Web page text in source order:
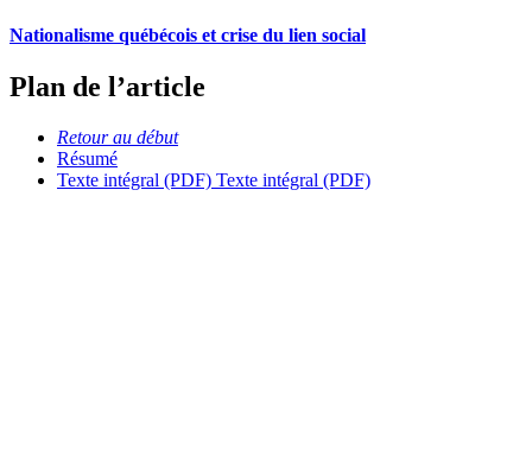
Nationalisme québécois et crise du lien social
Plan de l’article
Retour au début
Résumé
Texte intégral (PDF) Texte intégral (PDF)